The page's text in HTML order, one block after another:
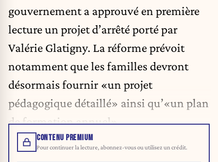
gouvernement a approuvé en première
lecture un projet d’arrêté porté par
Valérie Glatigny. La réforme prévoit
notamment que les familles devront
désormais fournir «un projet
pédagogique détaillé» ainsi qu’«un plan
de formation annuel».
CONTENU PREMIUM
Pour continuer la lecture, abonnez-vous ou utilisez un crédit.